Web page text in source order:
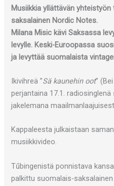
Musiikkia yllättävän
saksalainen Nordic Notes.
Milana Misic kävi Saksassa
levylle. Keski-Euroopassa
ja levyttää suomalaista
Ikivihreä ”Sä kaunehin oot”
perjantaina 17.1.
jakelemana
Kappaleesta julkaistaan
musiikkivideo.
Tűbingenistä ponnistava
palkittu suomalais-